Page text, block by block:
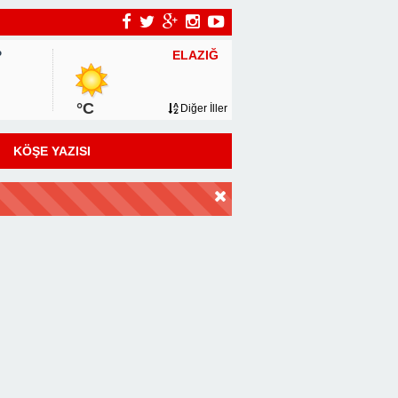
ELAZIĞ
°C Diğer İller
KÖŞE YAZISI